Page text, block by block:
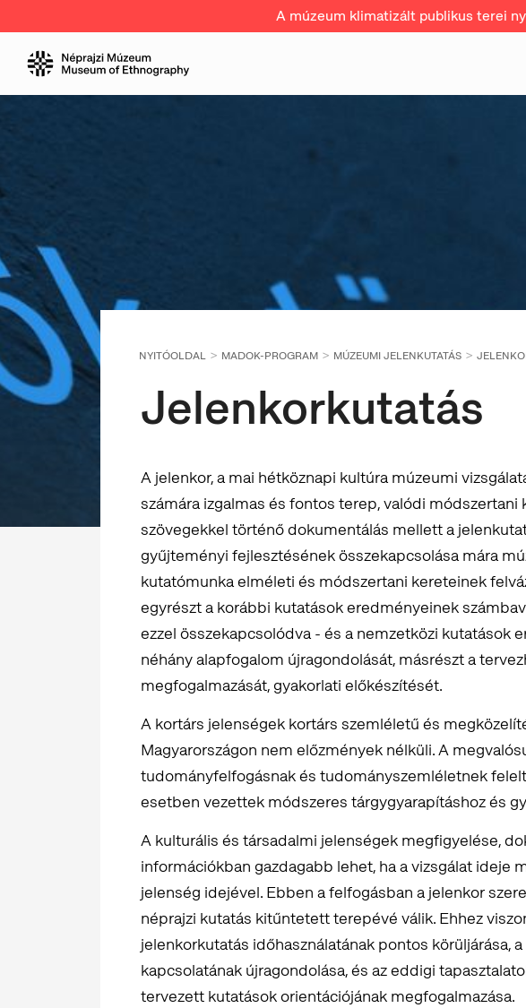
A múzeum klimatizált publikus terei
NYITÓOLDAL MADOK-PROGRAM MÚZEUMI JELENKUTATÁS
Jelenkorkutatás
A jelenkor, a mai hétköznapi kultúra múzeumi
számára izgalmas és fontos terep, valódi módszertani
szövegekkel történő dokumentálás mellett a
gyűjteményi fejlesztésének összekapcsolása mára
kutatómunka elméleti és módszertani kereteinek
egyrészt a korábbi kutatások eredményeinek
ezzel összekapcsolódva - és a nemzetközi kutatások
néhány alapfogalom újragondolását, másrészt a
megfogalmazását, gyakorlati előkészítését.
A kortárs jelenségek kortárs szemléletű és
Magyarországon nem előzmények nélküli. A
tudományfelfogásnak és tudományszemléletnek
esetben vezettek módszeres tárgygyarapításhoz és
A kulturális és társadalmi jelenségek megfigyelése,
információkban gazdagabb lehet, ha a vizsgálat ideje
jelenség idejével. Ebben a felfogásban a jelenkor
néprajzi kutatás kitűntetett terepévé válik. Ehhez
jelenkorkutatás időhasználatának pontos körüljárása,
kapcsolatának újragondolása, és az eddigi
tervezett kutatások orientációjának megfogalmazása.